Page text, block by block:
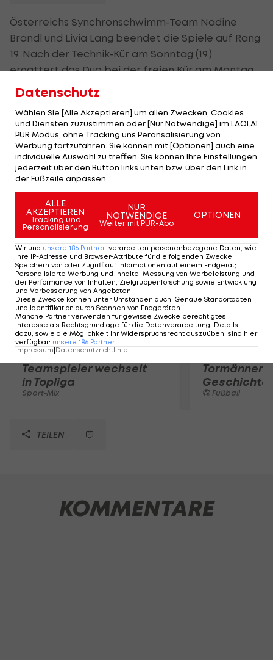
Österreichs Synchronschwimm-Team Nadine
Brandl und Livia Lang beendet die Spiele auf Rang
19. Nach der Technik-Kür am Sonntag (19.)
ergattert das Duo bei der freien Kür am Montag
Rang 20. Das Zwölferfinale wurde verpasst. "Du
trainierst dein ganzes Leben, dann hast du sechs
Minuten. Da muss alles zu hundert Prozent passen.
Wir sind absolut zufrieden, haben an beiden
Tagen alles gegeben", so die 22-jährige Brandl, für
die es die zweiten Spiele waren. Für die 18-jährige
Lang waren es die ersten.
Mehr zum Thema
Karrieresprung! ÖVV-
Teamspieler wechselt
in Topliga
Sport-Mix
Tormänner
Geschichte
Fußball
TEILEN
KOMMENTARE
Datenschutz
Wählen Sie [Alle Akzeptieren] um allen Zwecken, Cookies
und Diensten zuzustimmen oder [Nur Notwendige] im LAOLA1
PUR Modus, ohne Tracking uns Peronsalisierung von
Werbung fortzufahren. Sie können mit [Optionen] auch eine
individuelle Auswahl zu treffen. Sie können Ihre Einstellungen
jederzeit über den Button links unten bzw. über den Link in
der Fußzeile anpassen.
ALLE
AKZEPTIEREN
Tracking und
Personalisierung
NUR
NOTWENDIGE
Weiter mit PUR-Abo
OPTIONEN
Wir und unsere 186 Partner verarbeiten personenbezogene Daten, wie
Ihre IP-Adresse und Browser-Attribute für die folgenden Zwecke:
Speichern von oder Zugriff auf Informationen auf einem Endgerät;
Personalisierte Werbung und Inhalte, Messung von Werbeleistung und
der Performance von Inhalten, Zielgruppenforschung sowie Entwicklung
und Verbesserung von Angeboten.
Diese Zwecke können unter Umständen auch: Genaue Standortdaten
und Identifikation durch Scannen von Endgeräten.
Manche Partner verwenden für gewisse Zwecke berechtigtes
Interesse als Rechtsgrundlage für die Datenverarbeitung. Details
dazu, sowie die Möglichkeit Ihr Widerspruchsrecht auszuüben, sind hier
verfügbar: unsere 186 Partner
Impressum Datenschutzrichtlinie